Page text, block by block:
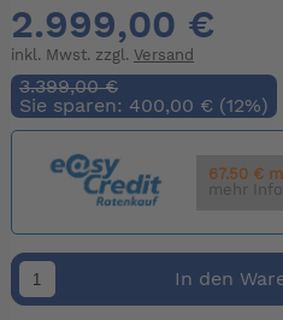
2.999,00 €
inkl. Mwst. zzgl. Versand
3.399,00 €
Sie sparen: 400,00 € (12%)
67.50 €
mehr
In den